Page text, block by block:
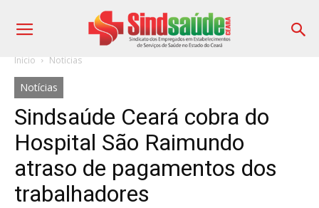
Início Notícias
Notícias
Sindsaúde Ceará cobra do
Hospital São Raimundo
atraso de pagamentos dos
trabalhadores